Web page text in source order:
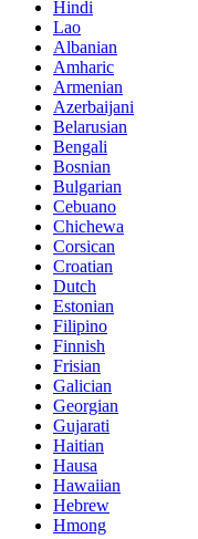
Hindi
Lao
Albanian
Amharic
Armenian
Azerbaijani
Belarusian
Bengali
Bosnian
Bulgarian
Cebuano
Chichewa
Corsican
Croatian
Dutch
Estonian
Filipino
Finnish
Frisian
Galician
Georgian
Gujarati
Haitian
Hausa
Hawaiian
Hebrew
Hmong